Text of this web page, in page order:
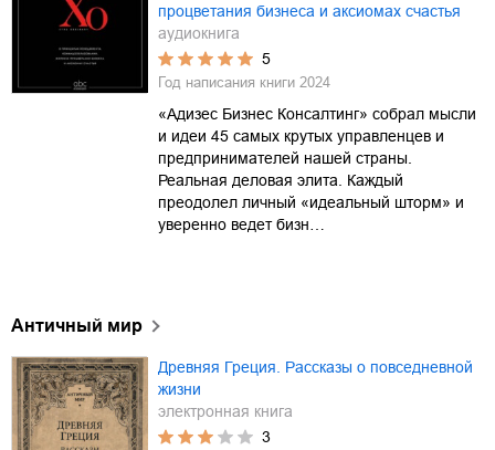
процветания бизнеса и аксиомах счастья
аудиокнига
5
Год написания книги 2024
«Адизес Бизнес Консалтинг» собрал мысли
и идеи 45 самых крутых управленцев и
предпринимателей нашей страны.
Реальная деловая элита. Каждый
преодолел личный «идеальный шторм» и
уверенно ведет бизн…
Античный мир
Древняя Греция. Рассказы о повседневной
жизни
электронная книга
3